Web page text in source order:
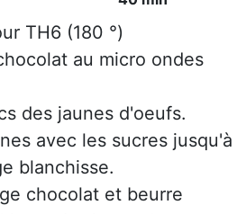
TH6 (180 °)
au micro ondes
des jaunes d'oeufs.
avec les sucres jusqu'à
blanchisse.
chocolat et beurre